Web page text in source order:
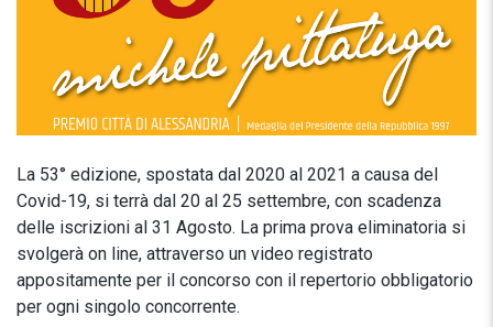
La 53° edizione, spostata dal 2020 al 2021 a causa del
Covid-19, si terrà dal 20 al 25 settembre, con scadenza
delle iscrizioni al 31 Agosto. La prima prova eliminatoria si
svolgerà on line, attraverso un video registrato
appositamente per il concorso con il repertorio obbligatorio
per ogni singolo concorrente.